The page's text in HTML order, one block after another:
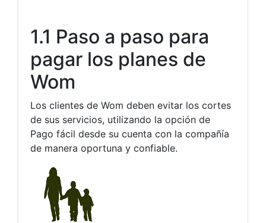
1.1 Paso a paso para
pagar los planes de
Wom
Los clientes de Wom deben evitar los cortes
de sus servicios, utilizando la opción de
Pago fácil desde su cuenta con la compañía
de manera oportuna y confiable.